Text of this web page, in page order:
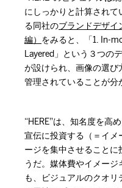
にしっかりと計算されて
る同社のブランドデザイ
編） をみると、「1. In-
Layered」という３つの
が設けられ、画像の選び
管理されていることが分
“HERE”は、知名度を高
宣伝に投資する（＝イメ
ージを集中させることに
うだ。媒体費やイメージ
も、ビジュアルのクオ